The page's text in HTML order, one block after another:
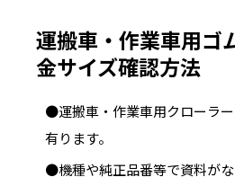
運搬車・作業車用ゴ
金サイズ確認方法
●運搬車・作業車用クローラ
有ります。
●機種や純正品番等で資料が